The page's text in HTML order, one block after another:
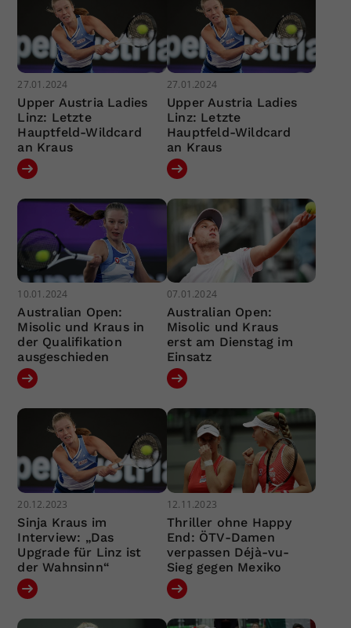
27.01.2024
Upper Austria Ladies
Linz: Letzte
Hauptfeld-Wildcard
an Kraus
27.01.2024
Upper Austria Ladies
Linz: Letzte
Hauptfeld-Wildcard
an Kraus
10.01.2024
Australian Open:
Misolic und Kraus in
der Qualifikation
ausgeschieden
07.01.2024
Australian Open:
Misolic und Kraus
erst am Dienstag im
Einsatz
20.12.2023
Sinja Kraus im
Interview: „Das
Upgrade für Linz ist
der Wahnsinn“
12.11.2023
Thriller ohne Happy
End: ÖTV-Damen
verpassen Déjà-vu-
Sieg gegen Mexiko